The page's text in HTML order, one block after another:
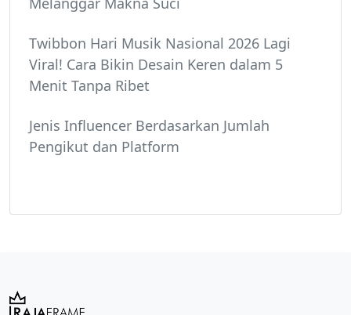
Twibbon Hari Musik Nasional 2026 Lagi
Viral! Cara Bikin Desain Keren dalam 5
Menit Tanpa Ribet
Jenis Influencer Berdasarkan Jumlah
Pengikut dan Platform